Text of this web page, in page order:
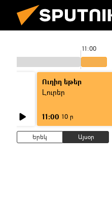
11:00
Ուղիղ եթեր
Լուրեր
11:00 10 ր
Երեկ Այսօր